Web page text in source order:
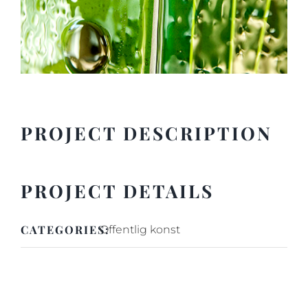
PROJECT DESCRIPTION
PROJECT DETAILS
CATEGORIES:Offentlig konst